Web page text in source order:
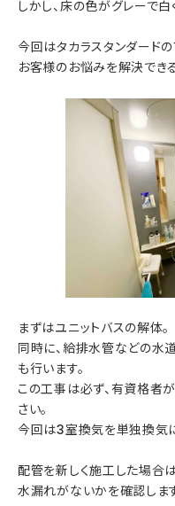
しかし、床の色がグレーで
今回はタカラスタンダード
お客様のお悩みを解決でき
まずはユニットバスの解体。
同時に、給排水管などの水
も行います。
この工事は必ず、有資格者
さい。
今回は3室換気を単独換気
配管を新しく施工した場合
水漏れがないかを確認します